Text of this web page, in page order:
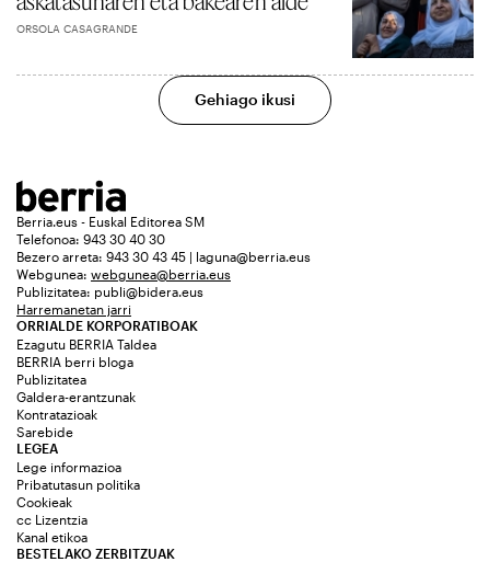
ORSOLA CASAGRANDE
Gehiago ikusi
Berria.eus - Euskal Editorea SM
Telefonoa: 943 30 40 30
Bezero arreta: 943 30 43 45 | laguna@berria.eus
Webgunea: webgunea@berria.eus
Publizitatea: publi@bidera.eus
Harremanetan jarri
ORRIALDE KORPORATIBOAK
Ezagutu BERRIA Taldea
BERRIA berri bloga
Publizitatea
Galdera-erantzunak
Kontratazioak
Sarebide
LEGEA
Lege informazioa
Pribatutasun politika
Cookieak
cc Lizentzia
Kanal etikoa
BESTELAKO ZERBITZUAK